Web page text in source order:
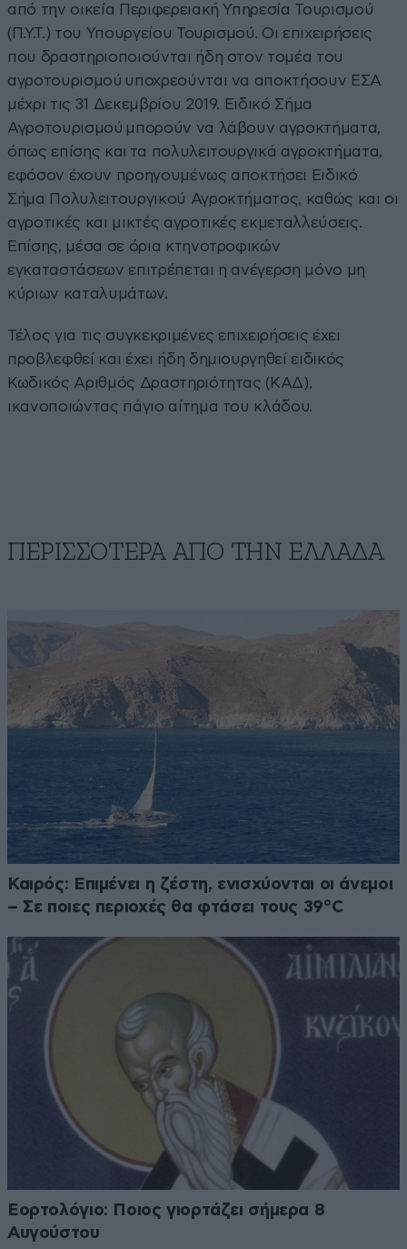
από την οικεία Περιφερειακή Υπηρεσία Τουρισμού
(Π.Υ.Τ.) του Υπουργείου Τουρισμού. Οι επιχειρήσεις
που δραστηριοποιούνται ήδη στον τομέα του
αγροτουρισμού υποχρεούνται να αποκτήσουν ΕΣΑ
μέχρι τις 31 Δεκεμβρίου 2019. Ειδικό Σήμα
Αγροτουρισμού μπορούν να λάβουν αγροκτήματα,
όπως επίσης και τα πολυλειτουργικά αγροκτήματα,
εφόσον έχουν προηγουμένως αποκτήσει Ειδικό
Σήμα Πολυλειτουργικού Αγροκτήματος, καθώς και οι
αγροτικές και μικτές αγροτικές εκμεταλλεύσεις.
Επίσης, μέσα σε όρια κτηνοτροφικών
εγκαταστάσεων επιτρέπεται η ανέγερση μόνο μη
κύριων καταλυμάτων.
Τέλος για τις συγκεκριμένες επιχειρήσεις έχει
προβλεφθεί και έχει ήδη δημιουργηθεί ειδικός
Κωδικός Αριθμός Δραστηριότητας (ΚΑΔ),
ικανοποιώντας πάγιο αίτημα του κλάδου.
ΠΕΡΙΣΣΟΤΕΡΑ ΑΠΟ ΤΗΝ ΕΛΛΑΔΑ
Καιρός: Επιμένει η ζέστη, ενισχύονται οι άνεμοι
– Σε ποιες περιοχές θα φτάσει τους 39°C
Εορτολόγιο: Ποιος γιορτάζει σήμερα 8
Αυγούστου